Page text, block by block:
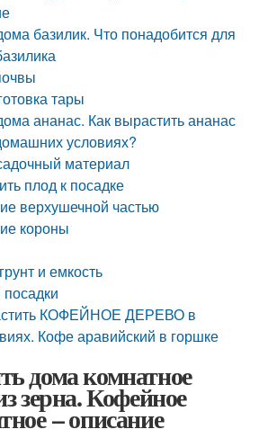
базилик. Что понадобится для
тары
ананас. Как вырастить ананас
условиях?
материал
плод к посадке
верхушечной частью
короны
и емкость
КОФЕЙНОЕ ДЕРЕВО в
Кофе аравийский в горшке
дома комнатное
зерна. Кофейное
– описание